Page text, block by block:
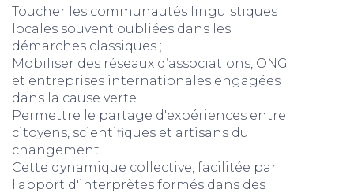
Toucher les communautés linguistiques
locales souvent oubliées dans les
démarches classiques ;
Mobiliser des réseaux d’associations, ONG
et entreprises internationales engagées
dans la cause verte ;
Permettre le partage d'expériences entre
citoyens, scientifiques et artisans du
changement.
Cette dynamique collective, facilitée par
l'apport d'interprètes formés dans des